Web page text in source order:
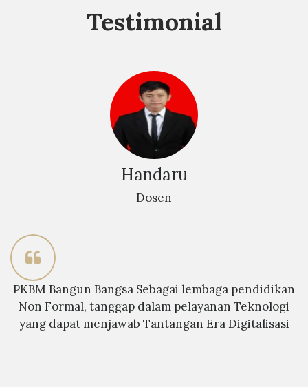
Testimonial
Handaru
Dosen
PKBM Bangun Bangsa Sebagai lembaga pendidikan
Non Formal, tanggap dalam pelayanan Teknologi
yang dapat menjawab Tantangan Era Digitalisasi